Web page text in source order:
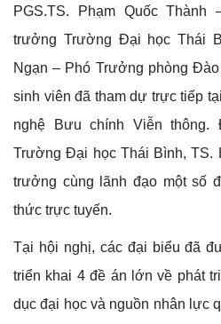
PGS.TS. Phạm Quốc
trưởng Trường Đại học Thái
Ngạn – Phó Trưởng phòng
sinh viên đã tham dự trực tiếp
nghệ Bưu chính Viễn
Trường Đại học Thái Bình, TS.
trưởng cùng lãnh đạo một số
thức trực tuyến.
Tại hội nghị, các đại biểu đã
triển khai 4 đề án lớn về phát
dục đại học và nguồn nhân lực